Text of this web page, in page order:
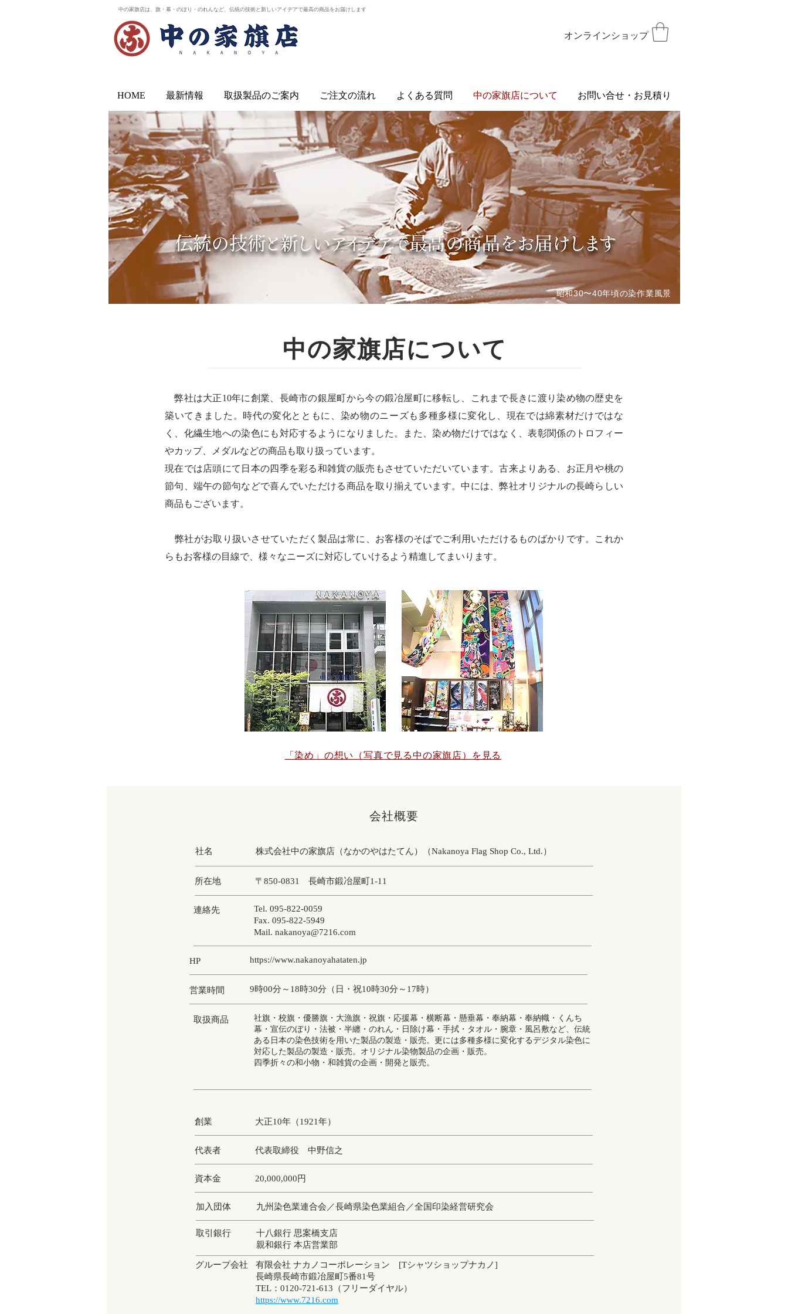
中の家旗店は、旗・幕・のぼり・のれんなど、伝統の技術と新しいアイデアで最高の商品をお届けします
オンラインショップ
HOME 最新情報 取扱製品のご案内 ご注文の流れ よくある質問 中の家旗店について お問い合せ・お見積り
昭和30〜40年頃の染作業風景
中の家旗店について
弊社は大正10年に創業、長崎市の銀屋町から今の鍛冶屋町に移転し、これまで長きに渡り染め物の歴史を
築いてきました。時代の変化とともに、染め物のニーズも多種多様に変化し、現在では綿素材だけではな
く、化繊生地への染色にも対応するようになりました。また、染め物だけではなく、表彰関係のトロフィー
やカップ、メダルなどの商品も取り扱っています。
現在では店頭にて日本の四季を彩る和雑貨の販売もさせていただいています。古来よりある、お正月や桃の
節句、端午の節句などで喜んでいただける商品を取り揃えています。中には、弊社オリジナルの長崎らしい
商品もございます。
弊社がお取り扱いさせていただく製品は常に、お客様のそばでご利用いただけるものばかりです。これか
らもお客様の目線で、様々なニーズに対応していけるよう精進してまいります。
「染め」の想い（写真で見る中の家旗店）を見る
会社概要
社名 株式会社中の家旗店（なかのやはたてん）（Nakanoya Flag Shop Co., Ltd.）
所在地 〒850-0831 長崎市鍛冶屋町1-11
連絡先​
Tel. 095-822-0059
Fax. 095-822-5949
Mail. nakanoya@7216.com
取扱商品
社旗・校旗・優勝旗・大漁旗・祝旗・応援幕・横断幕・懸垂幕・奉納幕・奉納幟・くんち
幕・宣伝のぼり・法被・半纏・のれん・日除け幕・ 手拭・タオル・腕章・風呂敷など、伝統
ある日本の染色技術を用いた製品の製造・販売。更には多種多様に変化するデジタル染色に
対応した製品の製造・販売。オリジナル染物製品の企画・販売。
四季折々の和小物・和雑貨の企画・開発と販売。
創業 大正10年（1921年）
代表者 代表取締役 中野信之
資本金 20,000,000円
加入団体 九州染色業連合会／長崎県染色業組合／全国印染経営研究会
取引銀行
十八銀行 思案橋支店
親和銀行 本店営業部
HP https://www.nakanoyahataten.jp
営業時間 9時00分～18時30分（日・祝10時30分～17時）
グループ会社
有限会社 ナカノコーポレーション [Tシャツショップナカノ]
長崎県長崎市鍛冶屋町5番81号
TEL：0120-721-613（フリーダイヤル）
https://www.7216.com